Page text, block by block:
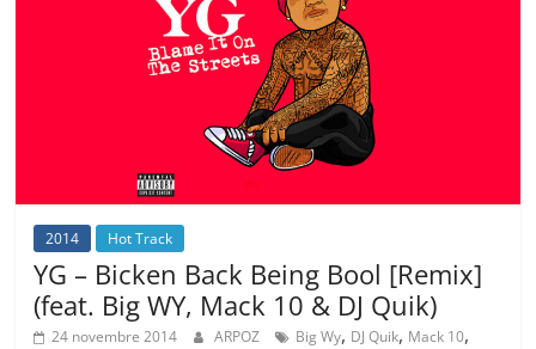
2014 Hot Track
YG – Bicken Back Being Bool [Remix]
(feat. Big WY, Mack 10 & DJ Quik)
24 novembre 2014 ARPOZ Big Wy, DJ Quik, Mack 10,